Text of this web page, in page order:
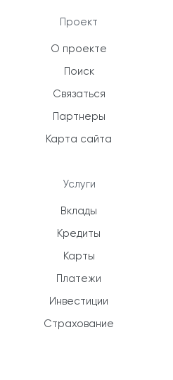
Проект
О проекте
Поиск
Связаться
Партнеры
Карта сайта
Услуги
Вклады
Кредиты
Карты
Платежи
Инвестиции
Страхование